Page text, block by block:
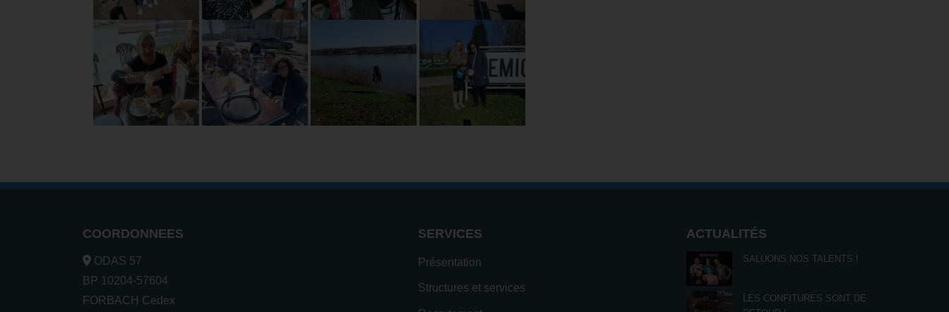
COORDONNEES
ODAS 57
BP 10204-57604
FORBACH Cedex
SERVICES
Présentation
Structures et services
ACTUALITÉS
SALUONS NOS TALENTS !
LES CONFITURES SONT DE